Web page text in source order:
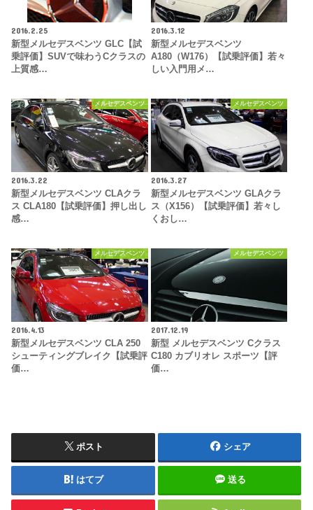
2016.2.25
新型メルセデスベンツ GLC【試
乗評価】SUVで味わうCクラスの
上質感…
2016.3.12
新型メルセデスベンツ
A180（W176）【試乗評価】若々
しい入門用メ…
メルセデスベンツ
2016.3.22
新型メルセデスベンツ CLAクラ
ス CLA180【試乗評価】押し出し
感…
メルセデスベンツ
2016.3.27
新型メルセデスベンツ GLAクラ
ス（X156）【試乗評価】若々し
くおし…
メルセデスベンツ
2016.4.13
新型メルセデスベンツ CLA 250
シューティングブレイク【試乗評
価…
メルセデスベンツ
2017.12.19
新型 メルセデスベンツ Cクラス
C180 カブリオレ スポーツ【評
価…
ポスト シェア
はてブ 送る